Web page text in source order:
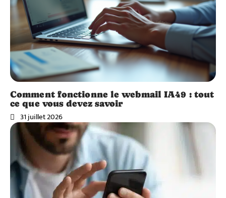
Comment fonctionne le webmail IA49 : tout
ce que vous devez savoir
31 juillet 2026